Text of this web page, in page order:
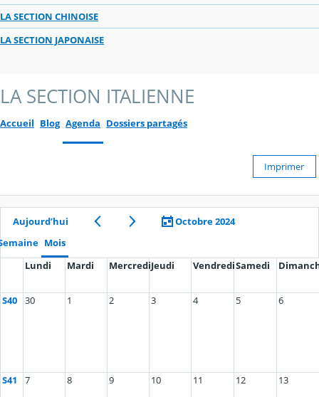
LA SECTION CHINOISE
LA SECTION JAPONAISE
LA SECTION ITALIENNE
Accueil Blog Agenda Dossiers partagés
Imprimer
Aujourd’hui
Octobre 2024
Mois
Lundi
Mardi MercrediJeudi VendrediSamedi
S40 30 1 2 3 4 5 6
S41 7 8 9 10 11 12 13